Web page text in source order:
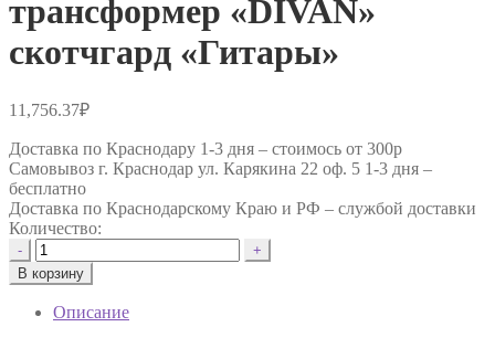
трансформер «DIVAN»
скотчгард «Гитары»
11,756.37₽
Доставка по Краснодару 1-3 дня – стоимось от 300р
Самовывоз г. Краснодар ул. Карякина 22 оф. 5 1-3 дня –
бесплатно
Доставка по Краснодарскому Краю и РФ – службой доставки
Количество:
-
Количество
товара
Модульный
диван-
трансформер
+
В корзину
Описание